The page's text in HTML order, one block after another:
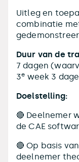
Uitleg en
combinatie
Duur van de
7 dagen
3e week 3
Doelstelling:
🔴 Deelnemer
de CAE
🔴 Op basis
deelnemer